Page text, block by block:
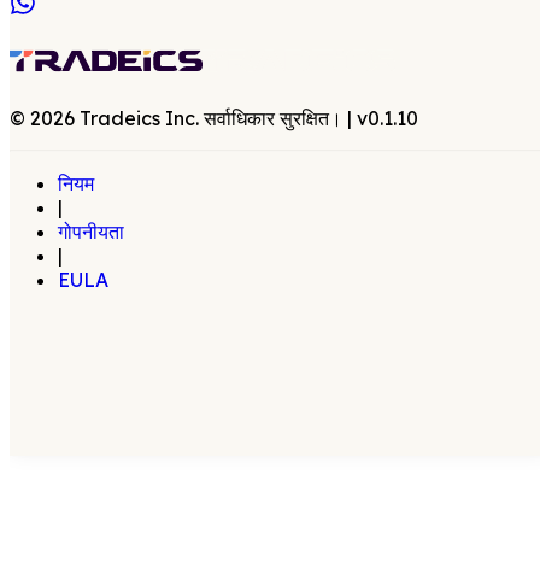
© 2026 Tradeics Inc. सर्वाधिकार सुरक्षित। | v0.1.10
नियम
|
गोपनीयता
|
EULA